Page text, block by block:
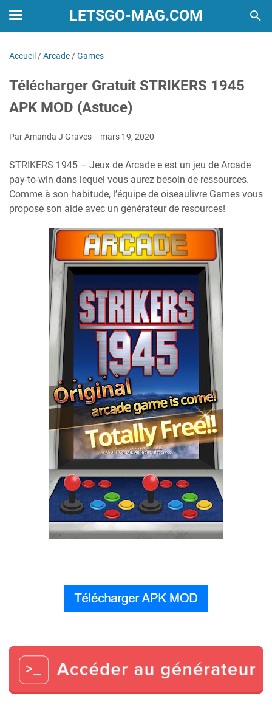
LETSGO-MAG.COM
Accueil /Arcade /Games
Télécharger Gratuit STRIKERS 1945
APK MOD (Astuce)
Par Amanda J Graves mars 19, 2020
STRIKERS 1945 – Jeux de Arcade e est un jeu de Arcade
pay-to-win dans lequel vous aurez besoin de ressources.
Comme à son habitude, l’équipe de oiseaulivre Games vous
propose son aide avec un générateur de resources!